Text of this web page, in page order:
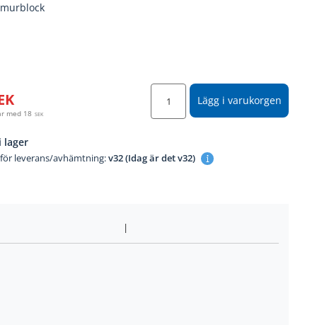
Lägg i varukorgen
med 18 SEK
lager
leverans/avhämtning:v32 (Idag är det v32)